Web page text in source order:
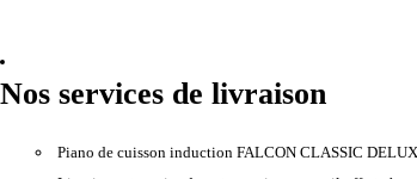
Nos services de livraison
Piano de cuisson induction FALCON CLASSIC